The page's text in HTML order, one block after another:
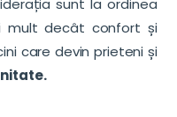
sunt la ordinea
mult decât confort și
care devin prieteni și